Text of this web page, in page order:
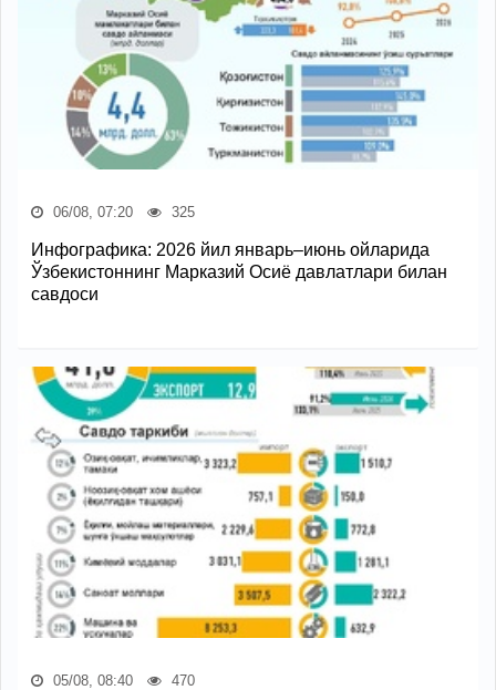
06/08, 07:20 325
Инфографика: 2026 йил январь–июнь ойларида
Ўзбекистоннинг Марказий Осиё давлатлари билан
савдоси
05/08, 08:40 470